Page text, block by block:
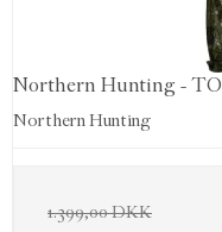
Northern Hunting -
Northern Hunting
1.399,00 DKK